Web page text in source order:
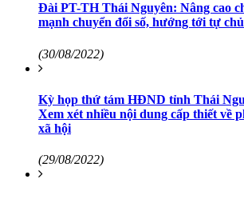
Đài PT-TH Thái Nguyên: Nâng cao
mạnh chuyển đổi số, hướng tới tự chủ
(30/08/2022)
Kỳ họp thứ tám HĐND tỉnh Thái
Xem xét nhiều nội dung cấp thiết về
xã hội
(29/08/2022)